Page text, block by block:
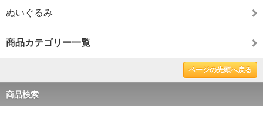
ぬいぐるみ
商品カテゴリー一覧
ページの先頭へ戻る
商品検索